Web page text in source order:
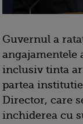
Guvernul a
angajamentele
inclusiv tinta
partea
Director, care
inchiderea cu